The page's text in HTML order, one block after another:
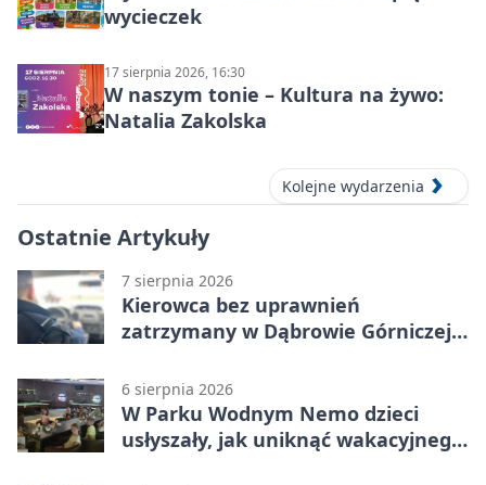
wycieczek
17 sierpnia 2026, 16:30
W naszym tonie – Kultura na żywo:
Natalia Zakolska
Kolejne wydarzenia
Ostatnie Artykuły
7 sierpnia 2026
Kierowca bez uprawnień
zatrzymany w Dąbrowie Górniczej.
6 sierpnia 2026
W Parku Wodnym Nemo dzieci
usłyszały, jak uniknąć wakacyjnego